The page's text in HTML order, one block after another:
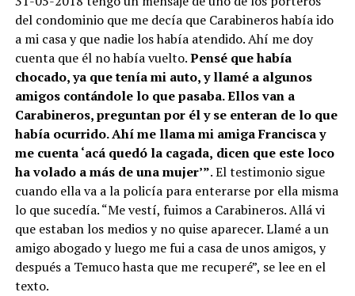
del condominio que me decía que Carabineros había ido
a mi casa y que nadie los había atendido. Ahí me doy
cuenta que él no había vuelto.Pensé que había
chocado, ya que tenía mi auto, y llamé a algunos
amigos contándole lo que pasaba. Ellos van a
Carabineros, preguntan por él y se enteran de lo que
había ocurrido. Ahí me llama mi amiga Francisca y
me cuenta ‘acá quedó la cagada, dicen que este loco
ha volado a más de una mujer’”. El testimonio sigue
cuando ella va a la policía para enterarse por ella misma
lo que sucedía. “Me vestí, fuimos a Carabineros. Allá vi
que estaban los medios y no quise aparecer. Llamé a un
amigo abogado y luego me fui a casa de unos amigos, y
después a Temuco hasta que me recuperé”, se lee en el
texto.